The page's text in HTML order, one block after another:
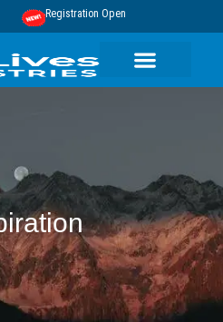
Registration Open